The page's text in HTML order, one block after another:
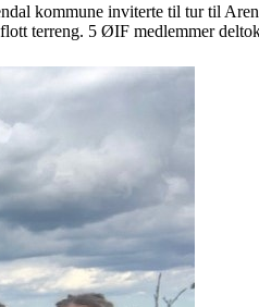
kommune inviterte til tur til
terreng. 5 ØIF medlemmer